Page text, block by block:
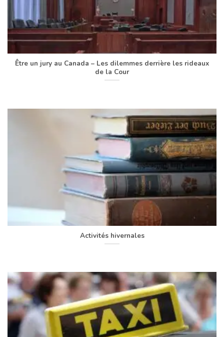
Être un jury au Canada – Les dilemmes derrière les rideaux
de la Cour
Activités hivernales